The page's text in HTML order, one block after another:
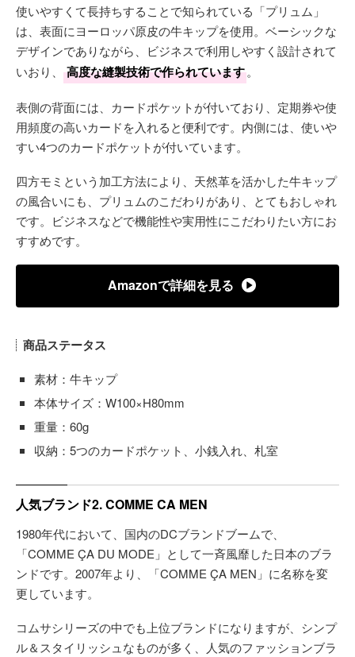
使いやすくて長持ちすることで知られている「プリュム」
は、表面にヨーロッパ原皮の牛キップを使用。ベーシックな
デザインでありながら、ビジネスで利用しやすく設計されて
いおり、
高度な縫製技術で作られています。
表側の背面には、カードポケットが付いており、定期券や使
用頻度の高いカードを入れると便利です。内側には、使いや
すい4つのカードポケットが付いています。
四方モミという加工方法により、天然革を活かした牛キップ
の風合いにも、プリュムのこだわりがあり、とてもおしゃれ
です。ビジネスなどで機能性や実用性にこだわりたい方にお
すすめです。
Amazonで詳細を見る
商品ステータス
素材：牛キップ
本体サイズ：W100×H80mm
重量：60g
収納：5つのカードポケット、小銭入れ、札室
人気ブランド2. COMME CA MEN
1980年代において、国内のDCブランドブームで、
「COMME ÇA DU MODE」として一斉風靡した日本のブラ
ンドです。2007年より、「COMME ÇA MEN」に名称を変
更しています。
コムサシリーズの中でも上位ブランドになりますが、シンプ
ル＆スタイリッシュなものが多く、人気のファッションブラ